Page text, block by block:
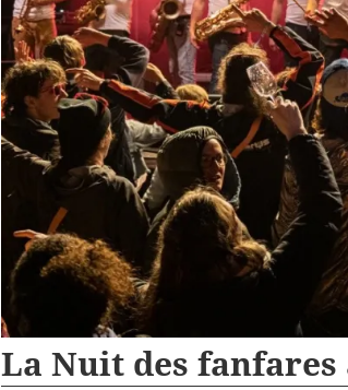
La Nuit des